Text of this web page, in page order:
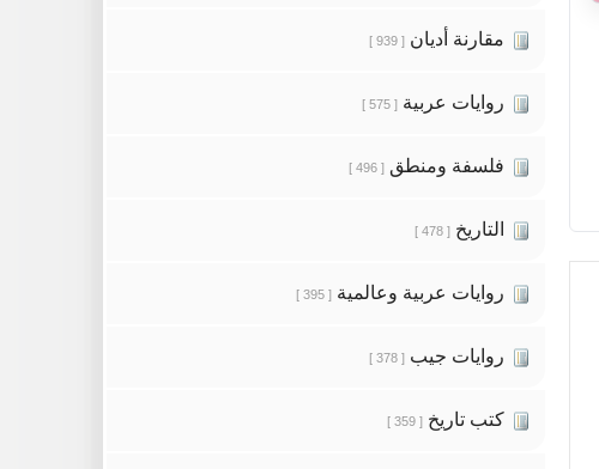
مقارنة أديان [ 939 ]
روايات عربية [ 575 ]
فلسفة ومنطق [ 496 ]
التاريخ [ 478 ]
روايات عربية وعالمية [ 395 ]
روايات جيب [ 378 ]
كتب تاريخ [ 359 ]